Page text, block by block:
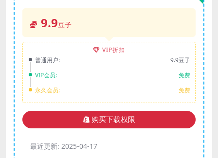
9.9豆子
VIP折扣
普通用户:
9.9豆子
VIP会员:
免费
永久会员:
免费
购买下载权限
最近更新: 2025-04-17